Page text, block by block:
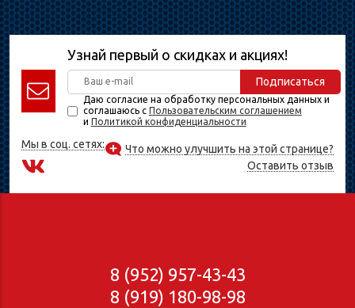
Узнай первый о скидках и акциях!
Подписаться
Даю согласие на обработку персональных данных и
соглашаюсь с Пользовательским соглашением
и Политикой конфиденциальности
Мы в соц. сетях:
Что можно улучшить на этой странице?
Оставить отзыв
8 (952) 957-43-43
8 (919) 180-98-98